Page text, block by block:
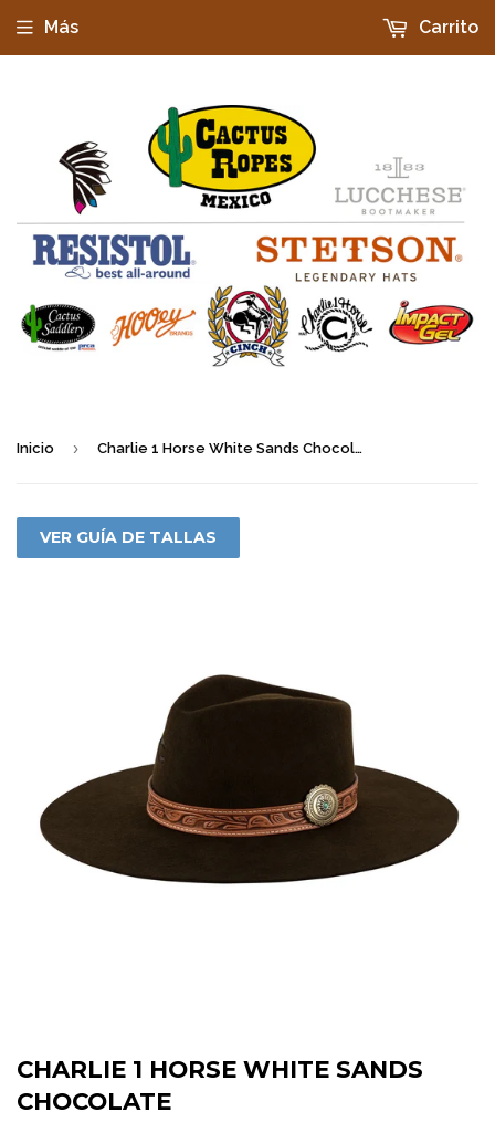
Más Carrito
Inicio › Charlie 1 Horse White Sands Chocolate
VER GUÍA DE TALLAS
CHARLIE 1 HORSE WHITE SANDS
CHOCOLATE